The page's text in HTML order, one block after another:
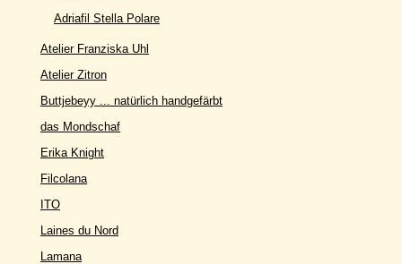
Adriafil Stella Polare
Atelier Franziska Uhl
Atelier Zitron
Buttjebeyy ... natürlich handgefärbt
das Mondschaf
Erika Knight
Filcolana
ITO
Laines du Nord
Lamana